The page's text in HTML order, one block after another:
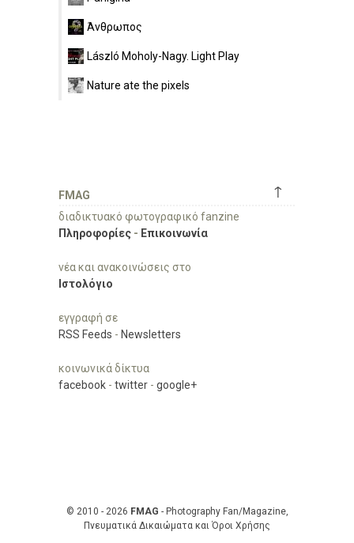
Άνθρωπος
László Moholy-Nagy. Light Play
Nature ate the pixels
↑
FMAG
διαδικτυακό φωτογραφικό fanzine
Πληροφορίες - Επικοινωνία
νέα και ανακοινώσεις στο
Ιστολόγιο
εγγραφή σε
RSS Feeds - Newsletters
κοινωνικά δίκτυα
facebook - twitter - google+
© 2010 - 2026 FMAG - Photography Fan/Magazine,
Πνευματικά Δικαιώματα και Όροι Χρήσης